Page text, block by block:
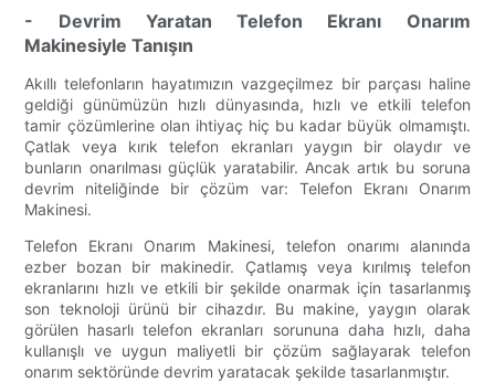
- Devrim Yaratan Telefon Ekranı Onarım
Makinesiyle Tanışın
Akıllı telefonların hayatımızın vazgeçilmez bir parçası haline
geldiği günümüzün hızlı dünyasında, hızlı ve etkili telefon
tamir çözümlerine olan ihtiyaç hiç bu kadar büyük olmamıştı.
Çatlak veya kırık telefon ekranları yaygın bir olaydır ve
bunların onarılması güçlük yaratabilir. Ancak artık bu soruna
devrim niteliğinde bir çözüm var: Telefon Ekranı Onarım
Makinesi.
Telefon Ekranı Onarım Makinesi, telefon onarımı alanında
ezber bozan bir makinedir. Çatlamış veya kırılmış telefon
ekranlarını hızlı ve etkili bir şekilde onarmak için tasarlanmış
son teknoloji ürünü bir cihazdır. Bu makine, yaygın olarak
görülen hasarlı telefon ekranları sorununa daha hızlı, daha
kullanışlı ve uygun maliyetli bir çözüm sağlayarak telefon
onarım sektöründe devrim yaratacak şekilde tasarlanmıştır.